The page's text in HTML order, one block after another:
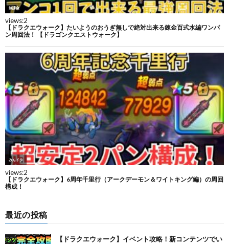
最近の投稿
【ドラクエウォーク】イベント攻略！新コンテンツでい